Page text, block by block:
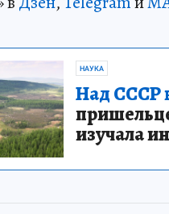
НАУКА
Над СССР
изучала